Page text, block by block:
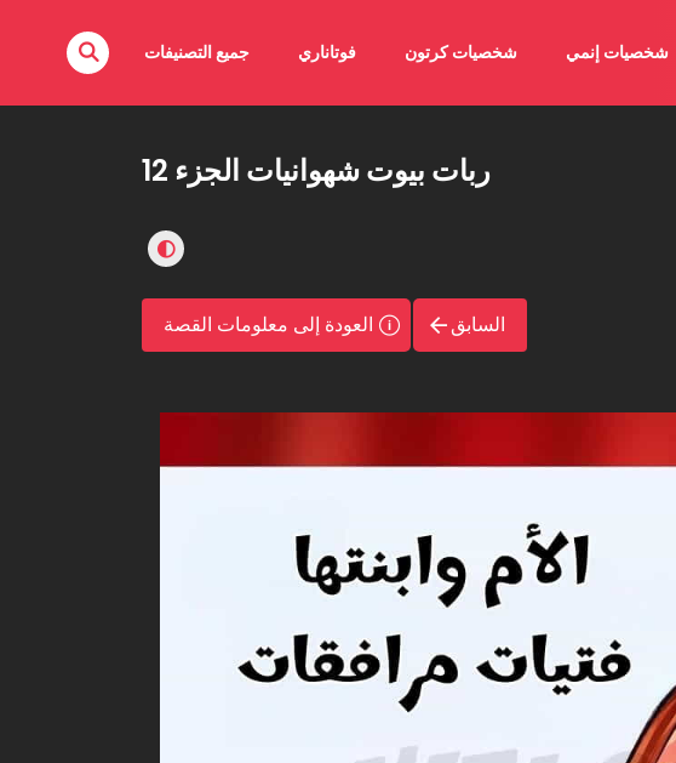
شخصيات إنمي شخصيات كرتون فوتاناري جميع التصنيفات
ربات بيوت شهوانيات الجزء 12
السابق العودة إلى معلومات القصة